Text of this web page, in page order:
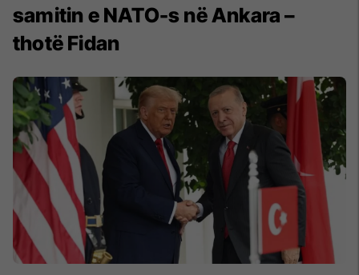
samitin e NATO-s në Ankara –
thotë Fidan